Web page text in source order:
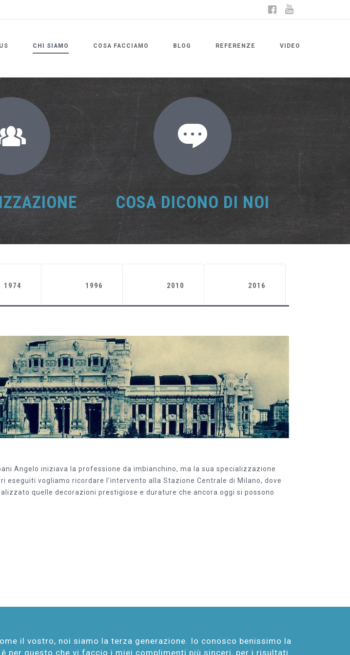
CHI SIAMO COSA FACCIAMO BLOG REFERENZE VIDEO
COSA DICONO DI NOI
1974 1996 2010 2016
Angelo iniziava la professione da imbianchino, ma la sua specializzazione
eseguiti vogliamo ricordare l’intervento alla Stazione Centrale di Milano, dove
quelle decorazioni prestigiose e durature che ancora oggi si possono
il vostro, noi siamo la terza generazione. Io conosco benissimo la
per questo che vi faccio i miei complimenti più sinceri, per i risultati